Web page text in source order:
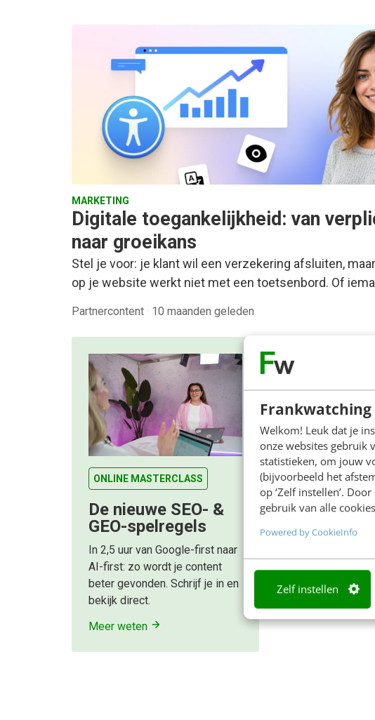
Welkom! Leuk dat je
onze websites gebruik
statistieken, om jouw
(bijvoorbeeld het
op ‘Zelf instellen’.
gebruik van alle
Powered by CookieInfo
Zelf instellen
MARKETING
Digitale toegankelijkheid: van
naar groeikans
Stel je voor: je klant wil een verzekering afsluiten,
op je website werkt niet met een toetsenbord. Of
Partnercontent · 10 maanden geleden
ONLINE MASTERCLASS
De nieuwe SEO- &
GEO-spelregels
In 2,5 uur van Google-first naar
AI-first: zo wordt je content
beter gevonden. Schrijf je in en
bekijk direct.
Meer weten